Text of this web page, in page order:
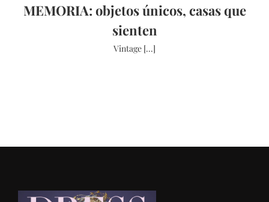
MEMORIA: objetos únicos, casas que
sienten
Vintage [...]